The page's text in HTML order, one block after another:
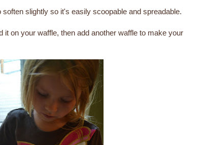
slightly so it's easily scoopable and spreadable.
on your waffle, then add another waffle to make your